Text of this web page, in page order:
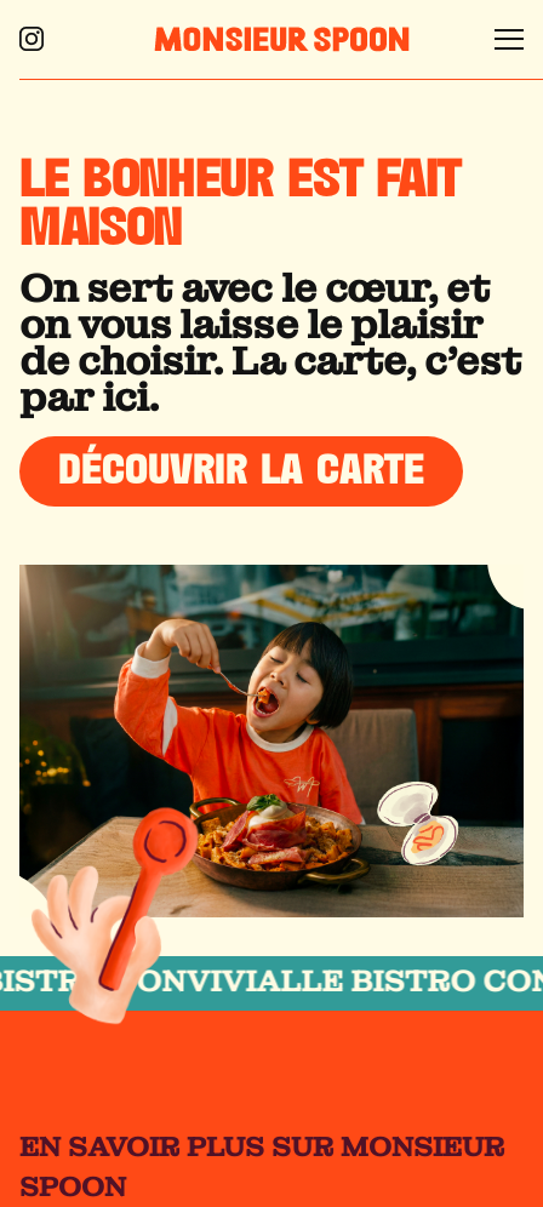
LE BONHEUREST FAIT
MAISON
On sert avec le cœur, et
on vous laisse le plaisir
de choisir. La carte, c'est
par ici.
DÉCOUVRIR LA CARTE
LE BISTRO
EN SAVOIR PLUS SUR MONSIEUR
SPOON